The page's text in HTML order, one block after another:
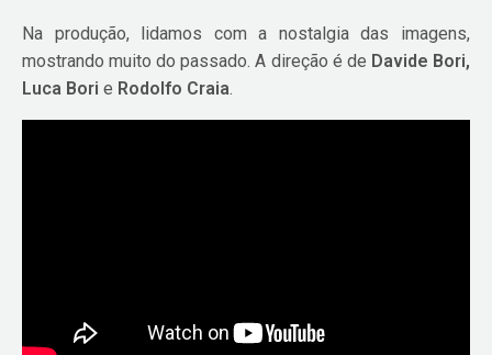
Na produção, lidamos com a nostalgia das imagens,
mostrando muito do passado. A direção é de Davide Bori,
Luca Bori e Rodolfo Craia.